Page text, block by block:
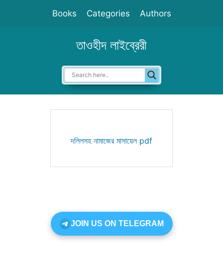
Books Categories Authors
তাওহীদ লাইব্রেরী
দলিলসহ নামাজের মাসায়েল pdf
JOIN US ON TELEGRAM